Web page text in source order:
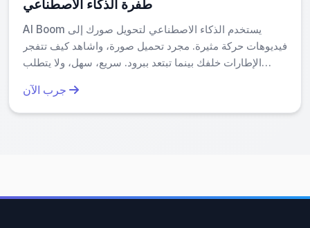
طفرة الذكاء الاصطناعي
AI Boom يستخدم الذكاء الاصطناعي لتحويل صورك إلى
فيديوهات حركة مثيرة. مجرد تحميل صورة، واشاهد كيف تتفجر
الإطارات خلفك بينما تبتعد ببرود. سريع، سهل، ولا يتطلب